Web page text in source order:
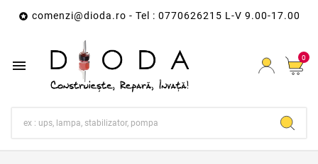
 comenzi@dioda.ro - Tel : 0770626215 L-V 9.00-17.00
 0